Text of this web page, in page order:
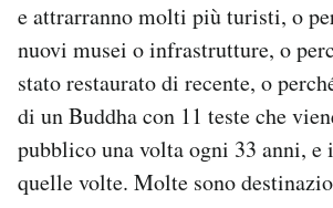
Area Personale
Newsletter
Notifiche mobile
Regala il Post
Hai bisogno di aiuto?
e attrarranno molti più turisti, o
nuovi musei o infrastrutture, o
stato restaurato di recente, o
di un Buddha con 11 teste che
pubblico una volta ogni 33 anni, e
quelle volte. Molte sono